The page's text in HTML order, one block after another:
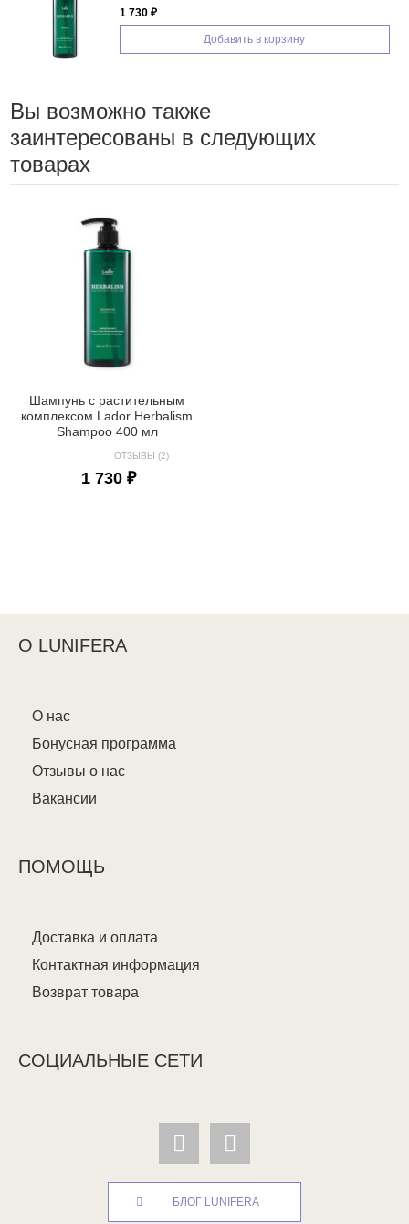
1 730 ₽
Добавить в корзину
Вы возможно также
заинтересованы в следующих
товарах
Шампунь с растительным
комплексом Lador Herbalism
Shampoo 400 мл
ОТЗЫВЫ (2)
1 730 ₽
О LUNIFERA
О нас
Бонусная программа
Отзывы о нас
Вакансии
ПОМОЩЬ
Доставка и оплата
Контактная информация
Возврат товара
СОЦИАЛЬНЫЕ СЕТИ
БЛОГ LUNIFERA